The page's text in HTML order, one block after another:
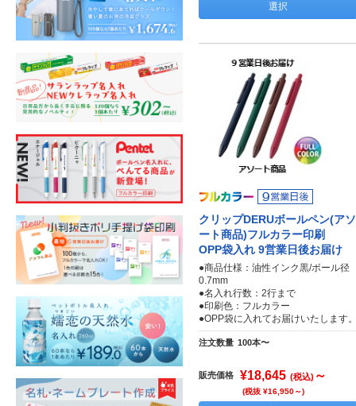
選択
クリップDERUボールペン(アソ
ート商品)フルカラー印刷
OPP袋入れ 9営業日後お届け
●商品仕様：油性インク黒/ボール径
0.7mm
●名入れ行数：2行まで
●印刷色：フルカラー
●OPP袋に入れてお届けいたします
注文数量 100本〜
販売価格 ¥18,645 (税込) ～
(税抜 ¥16,950～)